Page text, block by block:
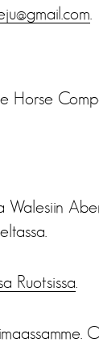
Horse
Walesiin
Ruotsissa